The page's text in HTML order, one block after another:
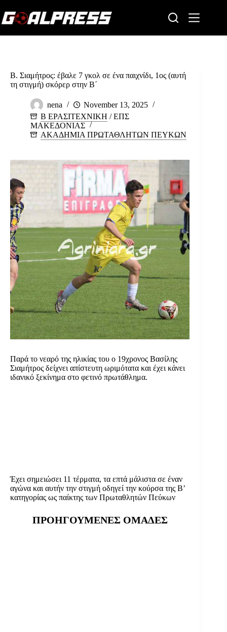
to
content
Β. Σιαμήτρος: έβαλε 7 γκολ σε ένα παιχνίδι, 1ος (αυτή
τη στιγμή) σκόρερ στην Β΄
nena
November 13, 2025
Β ΕΡΑΣΙΤΕΧΝΙΚΗ /ΕΠΣ
ΜΑΚΕΔΟΝΙΑΣ
ΑΚΑΔΗΜΙΑ ΠΡΩΤΑΘΛΗΤΩΝ ΠΕΥΚΩΝ
Παρά το νεαρό της ηλικίας του ο 19χρονος Βασίλης
Σιαμήτρος δείχνει απίστευτη ωριμότατα και έχει κάνει
ιδανικό ξεκίνημα στο φετινό πρωτάθλημα.
Έχει σημειώσει 11 τέρματα, τα επτά μάλιστα σε έναν
αγώνα και αυτήν την στιγμή οδηγεί την κούρσα της Β’
κατηγορίας ως παίκτης των Πρωταθλητών Πεύκων
ΠΡΟΗΓΟΥΜΕΝΕΣ ΟΜΑΔΕΣ